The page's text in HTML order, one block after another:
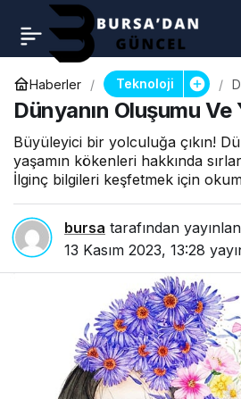
Haberler Teknoloji
Dünyanın Oluşumu Ve
Büyüleyici bir yolculuğa çıkın!
yaşamın kökenleri hakkında
İlginç bilgileri keşfetmek için
bursa tarafından
13 Kasım 2023, 13:28